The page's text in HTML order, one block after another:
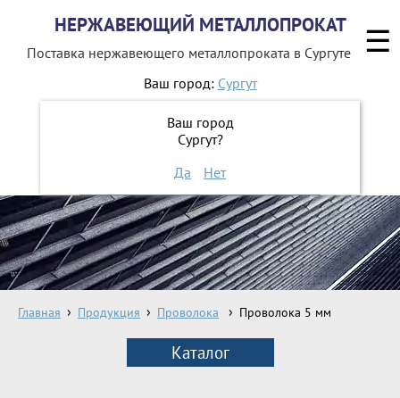
НЕРЖАВЕЮЩИЙ МЕТАЛЛОПРОКАТ
Поставка нержавеющего металлопроката в Сургуте
Ваш город: Сургут
Ваш город
Сургут?
Да
Нет
8 800 551-16-44
ЗАКАЗАТЬ ОБРАТНЫЙ ЗВОНОК
Главная Продукция Проволока Проволока 5 мм
Каталог
☰